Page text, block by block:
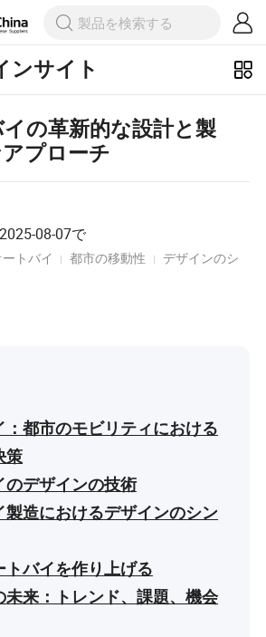
ンサイト
の革新的な設計と製
プローチ
2025-08-07で
トバイ 都市の移動性
デザインのシ
：都市のモビリティにおける
策
のデザインの技術
製造におけるデザインのシン
トバイを作り上げる
未来：トレンド、課題、機会